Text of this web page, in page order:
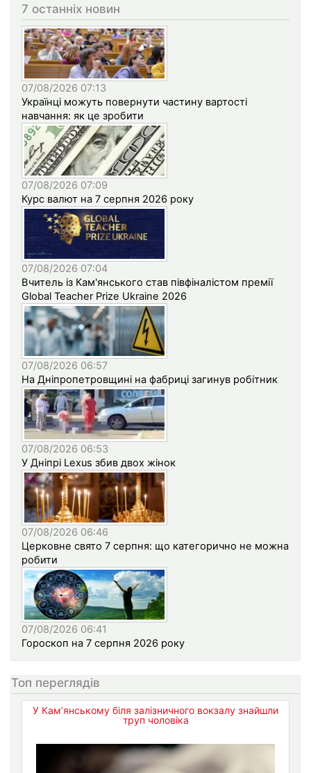
7 останніх новин
07/08/2026 07:13
Українці можуть повернути частину вартості
навчання: як це зробити
07/08/2026 07:09
Курс валют на 7 серпня 2026 року
07/08/2026 07:04
Вчитель із Кам'янського став півфіналістом премії
Global Teacher Prize Ukraine 2026
07/08/2026 06:57
На Дніпропетровщині на фабриці загинув робітник
07/08/2026 06:53
У Дніпрі Lexus збив двох жінок
07/08/2026 06:46
Церковне свято 7 серпня: що категорично не можна
робити
07/08/2026 06:41
Гороскоп на 7 серпня 2026 року
Топ переглядів
У Кам’янському біля залізничного вокзалу знайшли
труп чоловіка